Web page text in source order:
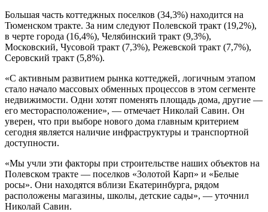
Большая часть коттеджных поселков (34,3%) находится на
Тюменском тракте. За ним следуют Полевской тракт (19,2%),
в черте города (16,4%), Челябинский тракт (9,3%),
Московский, Чусовой тракт (7,3%), Режевской тракт (7,7%),
Серовский тракт (5,8%).
«С активным развитием рынка коттеджей, логичным этапом
стало начало массовых обменных процессов в этом сегменте
недвижимости. Одни хотят поменять площадь дома, другие —
его месторасположение», — отмечает Николай Савин. Он
уверен, что при выборе нового дома главным критерием
сегодня является наличие инфраструктуры и транспортной
доступности.
«Мы учли эти факторы при строительстве наших объектов на
Полевском тракте — поселков «Золотой Карп» и «Белые
росы». Они находятся вблизи Екатеринбурга, рядом
расположены магазины, школы, детские сады», — уточнил
Николай Савин.